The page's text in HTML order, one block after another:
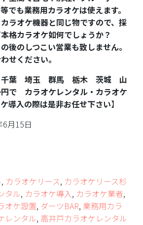
でも業務用カラオケは使えます。
ラオケ機器と同じ物ですので、採
格カラオケ如何でしょうか？
後のしつこい営業も致しません。
せください。
千葉 埼玉 群馬 栃木 茨城 山
で カラオケレンタル・カラオケ
導入の際は是非お任せ下さい】
月15日
, カラオケリース, カラオケリース杉
タル, カラオケ導入, カラオケ業者,
オケ設置, ダーツBAR, 業務用カラ
レンタル, 高井戸カラオケレンタル